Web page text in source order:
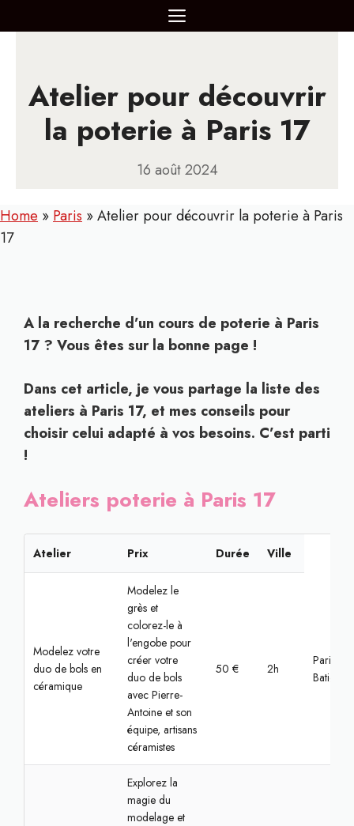
au
MENU
Atelier pour découvrir
la poterie à Paris 17
16 août 2024
Home » Paris »Atelier pour découvrir la poterie à Paris
17
A la recherche d’un cours de poterie à Paris
17 ? Vous êtes sur la bonne page !
Dans cet article, je vous partage la liste des
ateliers à Paris 17, et mes conseils pour
choisir celui adapté à vos besoins. C’est parti
!
Ateliers poterie à Paris 17
Atelier Prix Durée Ville
Modelez votre
duo de bols en
céramique
Modelez le
grès et
colorez-le à
l'engobe pour
créer votre
duo de bols
avec Pierre-
Antoine et son
équipe, artisans
céramistes
50 € 2h
Paris,
Explorez la
magie du
modelage et